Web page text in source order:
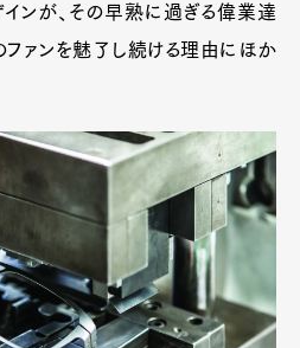
ンが、その早熟に過ぎる偉業達
ファンを魅了し続ける理由にほか